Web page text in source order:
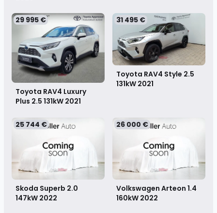
29 995 €
Toyota RAV4 Luxury
Plus 2.5 131kW 2021
31 495 €
Toyota RAV4 Style 2.5
131kW 2021
25 744 €
Skoda Superb 2.0
147kW 2022
26 000 €
Volkswagen Arteon 1.4
160kW 2022